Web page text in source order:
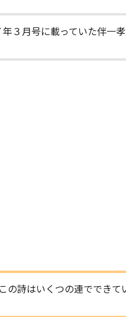
３月号に載っていた伴一孝
この詩はいくつの連でできて